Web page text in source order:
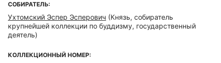
СОБИРАТЕЛЬ:
Ухтомский Эспер Эсперович (Князь, собиратель
крупнейшей коллекции по буддизму, государственный
деятель)
КОЛЛЕКЦИОННЫЙ НОМЕР: